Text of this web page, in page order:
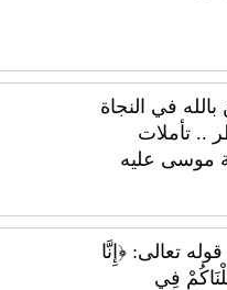
بالله في النجاة
.. تأملات
موسى عليه
تعالى: ﴿إِنَّا
فِي